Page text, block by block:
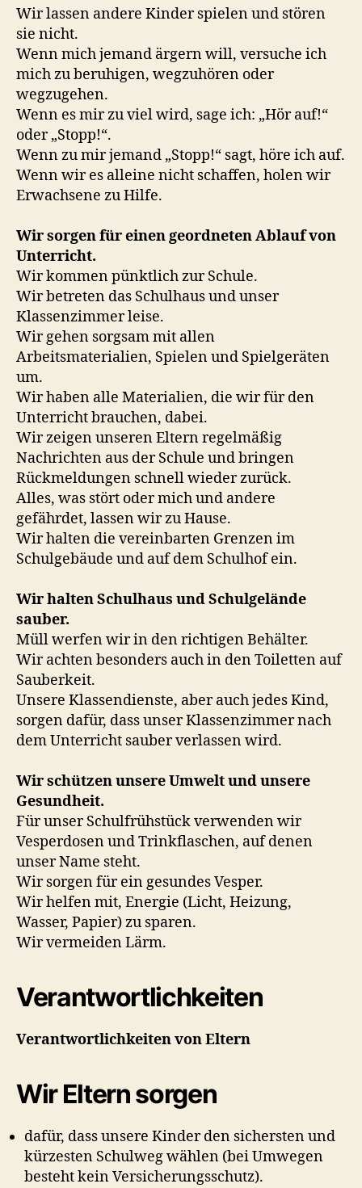
Wir lassen andere Kinder spielen und stören
sie nicht.
Wenn mich jemand ärgern will, versuche ich
mich zu beruhigen, wegzuhören oder
wegzugehen.
Wenn es mir zu viel wird, sage ich: „Hör auf!“
oder „Stopp!“.
Wenn zu mir jemand „Stopp!“ sagt, höre ich auf.
Wenn wir es alleine nicht schaffen, holen wir
Erwachsene zu Hilfe.
Wir sorgen für einen geordneten Ablauf von
Unterricht.
Wir kommen pünktlich zur Schule.
Wir betreten das Schulhaus und unser
Klassenzimmer leise.
Wir gehen sorgsam mit allen
Arbeitsmaterialien, Spielen und Spielgeräten
um.
Wir haben alle Materialien, die wir für den
Unterricht brauchen, dabei.
Wir zeigen unseren Eltern regelmäßig
Nachrichten aus der Schule und bringen
Rückmeldungen schnell wieder zurück.
Alles, was stört oder mich und andere
gefährdet, lassen wir zu Hause.
Wir halten die vereinbarten Grenzen im
Schulgebäude und auf dem Schulhof ein.
Wir halten Schulhaus und Schulgelände
sauber.
Müll werfen wir in den richtigen Behälter.
Wir achten besonders auch in den Toiletten auf
Sauberkeit.
Unsere Klassendienste, aber auch jedes Kind,
sorgen dafür, dass unser Klassenzimmer nach
dem Unterricht sauber verlassen wird.
Wir schützen unsere Umwelt und unsere
Gesundheit.
Für unser Schulfrühstück verwenden wir
Vesperdosen und Trinkflaschen, auf denen
unser Name steht.
Wir sorgen für ein gesundes Vesper.
Wir helfen mit, Energie (Licht, Heizung,
Wasser, Papier) zu sparen.
Wir vermeiden Lärm.
Verantwortlichkeiten
Verantwortlichkeiten von Eltern
Wir Eltern sorgen
dafür, dass unsere Kinder den sichersten und
kürzesten Schulweg wählen (bei Umwegen
besteht kein Versicherungsschutz).